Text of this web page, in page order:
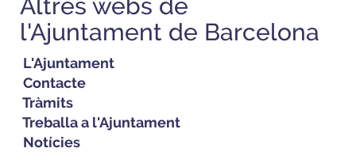
Altres webs de
l'Ajuntament de Barcelona
L'Ajuntament
Contacte
Tràmits
Treballa a l'Ajuntament
Notícies